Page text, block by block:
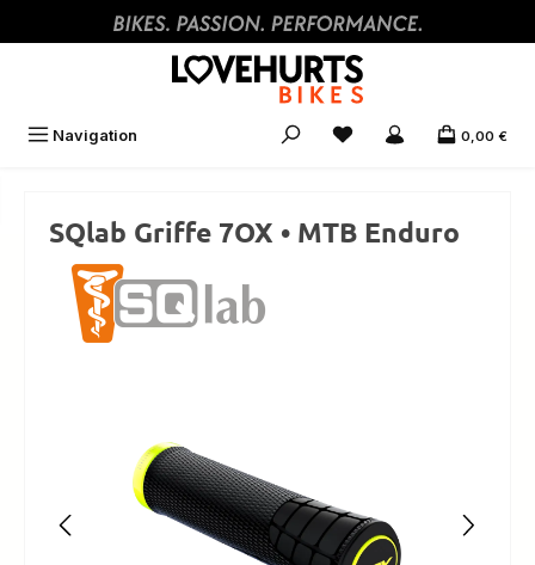
Zum Hauptinhalt springen
Navigation 0,00 €
SQlab Griffe 7OX • MTB Enduro